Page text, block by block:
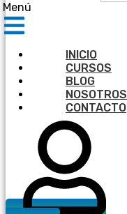
Menú
INICIO
CURSOS
BLOG
NOSOTROS
CONTACTO